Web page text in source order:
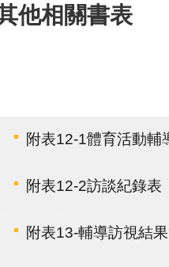
他相關書表
附表12-1體育活動輔
附表12-2訪談紀錄表
附表13-輔導訪視結